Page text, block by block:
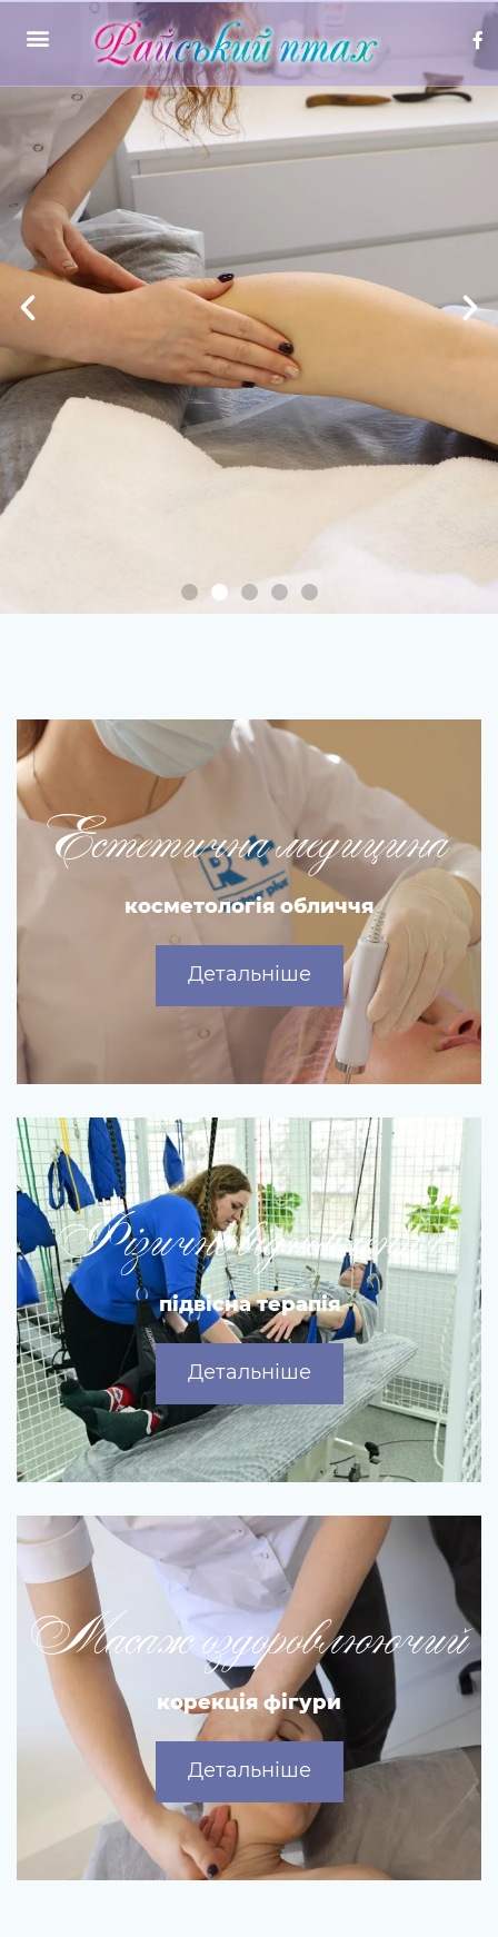
Райський птах
масаж і остеопатія
Детальніше
Естетична медицина
косметологія обличчя
Детальніше
Фізичне відновлення
підвісна терапія
Детальніше
Масаж оздоровлюючий
корекція фігури
Детальніше